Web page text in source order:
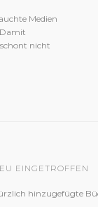
Medien
nicht
EINGETROFFEN
hinzugefügte